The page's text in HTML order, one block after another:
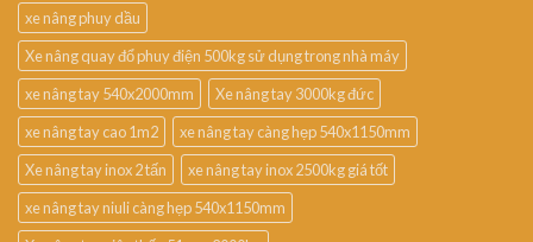
xe nâng phuy dầu
Xe nâng quay đổ phuy điện 500kg sử dụng trong nhà máy
xe nâng tay 540x2000mm
Xe nâng tay 3000kg đức
xe nâng tay cao 1m2
xe nâng tay càng hẹp 540x1150mm
Xe nâng tay inox 2 tấn
xe nâng tay inox 2500kg giá tốt
xe nâng tay niuli càng hẹp 540x1150mm